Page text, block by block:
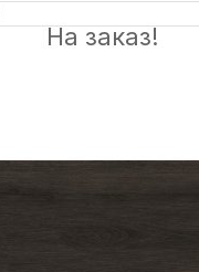
На заказ!